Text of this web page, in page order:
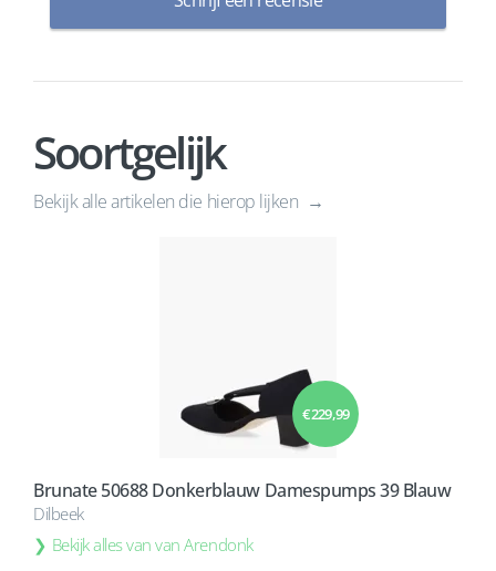
Soortgelijk
Bekijk alle artikelen die hierop lijken
€ 229,99
Brunate 50688 Donkerblauw Damespumps 39 Blauw
Dilbeek
Bekijk alles van van Arendonk